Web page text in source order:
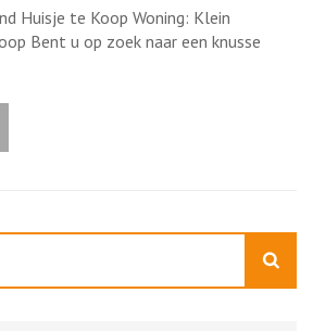
Vrijstaand
Huisje
te
Koop:
Huisje te Koop Woning: Klein
Bent u op zoek naar een knusse